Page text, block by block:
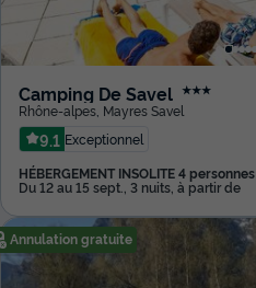
Camping De Savel ★★★
Rhône-alpes Mayres Savel
9.1 Exceptionnel
HÉBERGEMENT INSOLITE 4 personnes
Du 12 au 15 sept., 3 nuits, à partir de
Annulation gratuite